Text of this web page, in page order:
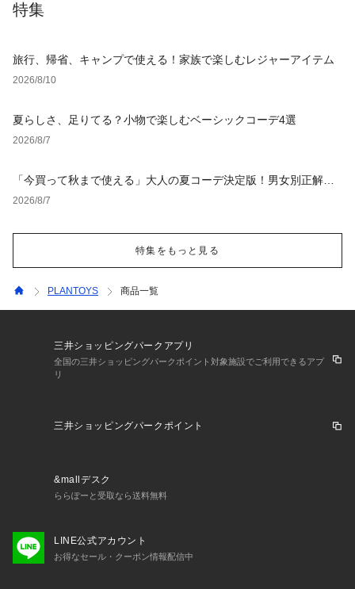
特集
旅行、帰省、キャンプで使える！家族で楽しむレジャーアイテム
2026/8/10
夏らしさ、足りてる？小物で楽しむベーシックコーデ4選
2026/8/7
「今買って秋まで使える」大人の夏コーデ決定版！男女別正解ス
タイルとNGな着こなし
2026/8/7
特集をもっと見る
PLANTOYS 商品一覧
三井ショッピングパークアプリ
全国の三井ショッピングパークポイント対象施設でご利用できるアプ
リ
三井ショッピングパークポイント
&mallデスク
ららぽーと受取なら送料無料
LINE公式アカウント
お得なセール・クーポン情報配信中